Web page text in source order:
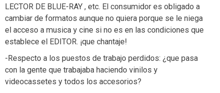
LECTOR DE BLUE-RAY , etc. El consumidor es obligado a
cambiar de formatos aunque no quiera porque se le niega
el acceso a musica y cine si no es en las condiciones que
establece el EDITOR. ¡que chantaje!
-Respecto a los puestos de trabajo perdidos: ¿que pasa
con la gente que trabajaba haciendo vinilos y
videocassetes y todos los accesorios?